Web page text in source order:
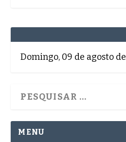
Domingo, 09 de agosto
MENU